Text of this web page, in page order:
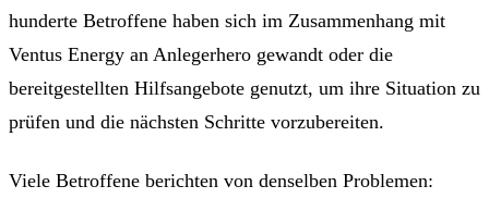
hunderte Betroffene haben sich im Zusammenhang mit
Ventus Energy an Anlegerhero gewandt oder die
bereitgestellten Hilfsangebote genutzt, um ihre Situation zu
prüfen und die nächsten Schritte vorzubereiten.
Viele Betroffene berichten von denselben Problemen: